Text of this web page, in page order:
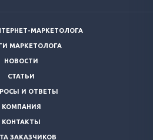
МАРКЕТОЛОГА
МАРКЕТОЛОГА
НОВОСТИ
СТАТЬИ
И ОТВЕТЫ
КОМПАНИЯ
КОНТАКТЫ
ЗАКАЗЧИКОВ